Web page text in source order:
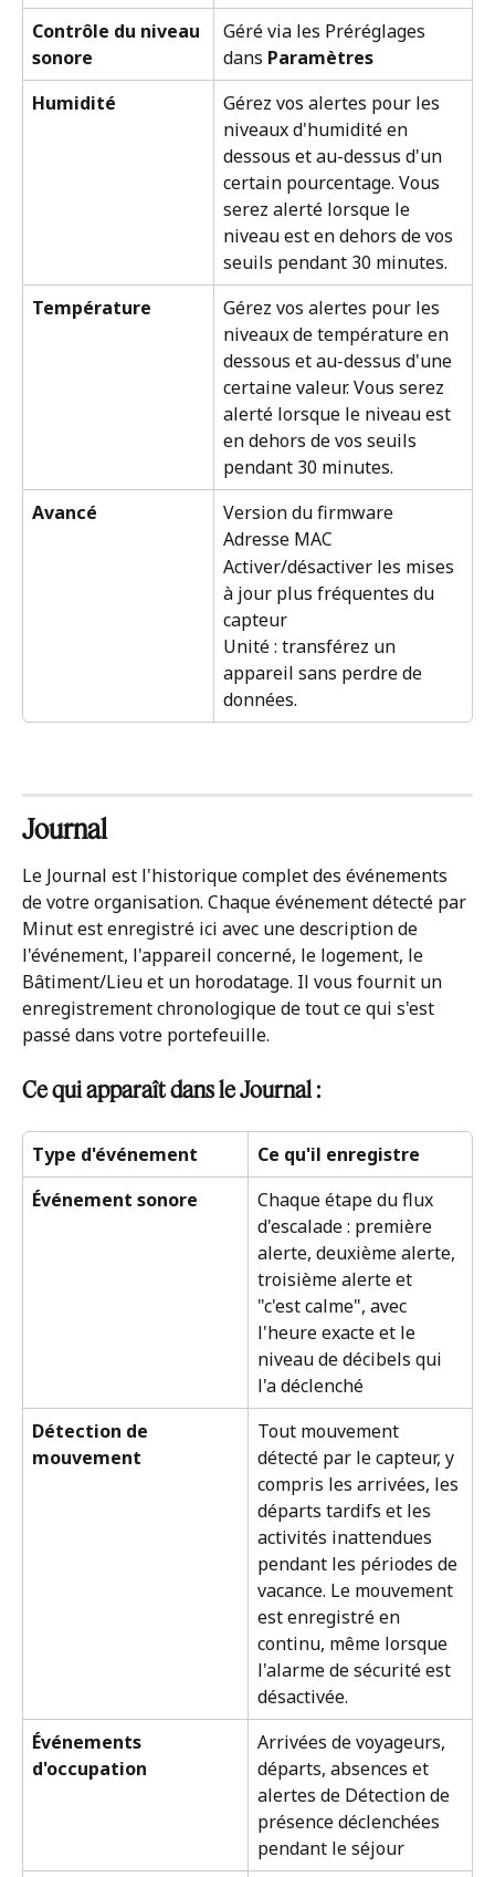
Contrôle du niveau
sonore
Géré via les Préréglages
dans Paramètres
Humidité
Gérez vos alertes pour les
niveaux d'humidité en
dessous et au-dessus d'un
certain pourcentage. Vous
serez alerté lorsque le
niveau est en dehors de vos
seuils pendant 30 minutes.
Température
Gérez vos alertes pour les
niveaux de température en
dessous et au-dessus d'une
certaine valeur. Vous serez
alerté lorsque le niveau est
en dehors de vos seuils
pendant 30 minutes.
Avancé
Version du firmware
Adresse MAC
Activer/désactiver les mises
à jour plus fréquentes du
capteur
Unité : transférez un
appareil sans perdre de
données.
Journal
Le Journal est l'historique complet des événements
de votre organisation. Chaque événement détecté par
Minut est enregistré ici avec une description de
l'événement, l'appareil concerné, le logement, le
Bâtiment/Lieu et un horodatage. Il vous fournit un
enregistrement chronologique de tout ce qui s'est
passé dans votre portefeuille.
Ce qui apparaît dans le Journal :
Type d'événement
Ce qu'il enregistre
Événement sonore
Chaque étape du flux
d'escalade : première
alerte, deuxième alerte,
troisième alerte et
"c'est calme", avec
l'heure exacte et le
niveau de décibels qui
l'a déclenché
Détection de
mouvement
Tout mouvement
détecté par le capteur, y
compris les arrivées, les
départs tardifs et les
activités inattendues
pendant les périodes de
vacance. Le mouvement
est enregistré en
continu, même lorsque
l'alarme de sécurité est
désactivée.
Événements
d'occupation
Arrivées de voyageurs,
départs, absences et
alertes de Détection de
présence déclenchées
pendant le séjour